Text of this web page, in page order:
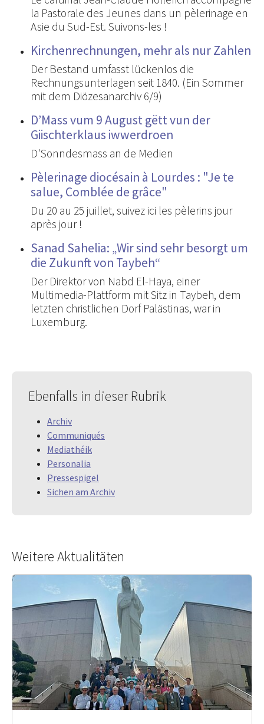
la Pastorale des Jeunes dans un pèlerinage en
Asie du Sud-Est. Suivons-les !
Kirchenrechnungen, mehr als nur Zahlen
Der Bestand umfasst lückenlos die
Rechnungsunterlagen seit 1840. (Ein Sommer
mit dem Diözesanarchiv 6/9)
D’Mass vum 9 August gëtt vun der
Giischterklaus iwwerdroen
D'Sonndesmass an de Medien
Pèlerinage diocésain à Lourdes : "Je te
salue, Comblée de grâce"
Du 20 au 25 juillet, suivez ici les pèlerins jour
après jour !
Sanad Sahelia: „Wir sind sehr besorgt um
die Zukunft von Taybeh“
Der Direktor von Nabd El-Haya, einer
Multimedia-Plattform mit Sitz in Taybeh, dem
letzten christlichen Dorf Palästinas, war in
Luxemburg.
Ebenfalls in dieser Rubrik
Archiv
Communiqués
Mediathéik
Personalia
Pressespigel
Sichen am Archiv
Weitere Aktualitäten